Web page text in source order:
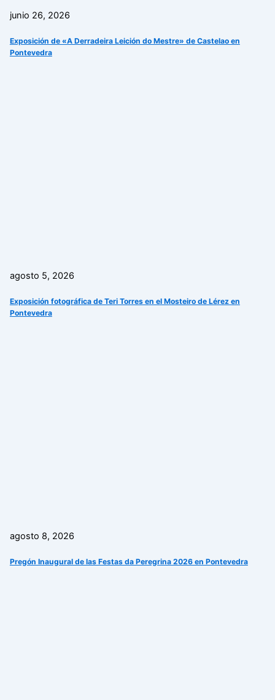
junio 26, 2026
Exposición de «A Derradeira Leición do Mestre» de Castelao en
Pontevedra
agosto 5, 2026
Exposición fotográfica de Teri Torres en el Mosteiro de Lérez en
Pontevedra
agosto 8, 2026
Pregón Inaugural de las Festas da Peregrina 2026 en Pontevedra